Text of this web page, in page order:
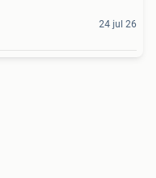
24 jul 26